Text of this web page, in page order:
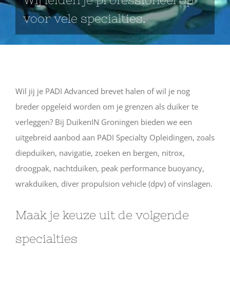
voor vele specialties.
Wil jij je PADI Advanced brevet halen of wil je nog
breder opgeleid worden om je grenzen als duiker te
verleggen? Bij DuikenIN Groningen bieden we een
uitgebreid aanbod aan PADI Specialty Opleidingen, zoals
diepduiken, navigatie, zoeken en bergen, nitrox,
droogpak, nachtduiken, peak performance buoyancy,
wrakduiken, diver propulsion vehicle (dpv) of vinslagen.
Maak je keuze uit de volgende
specialties